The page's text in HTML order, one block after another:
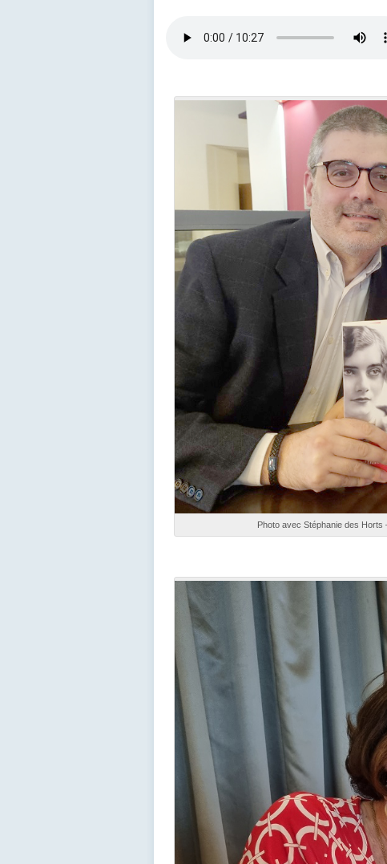
Photo avec Stéphanie des Horts